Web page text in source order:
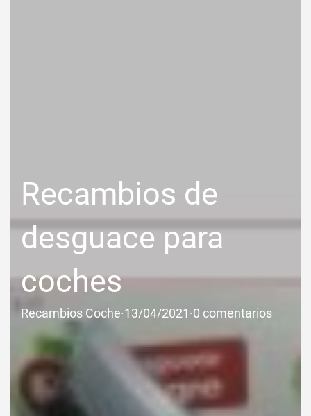
Recambios de
desguace para
coches
Recambios Coche·13/04/2021·0 comentarios